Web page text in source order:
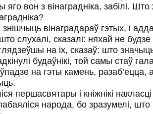
вон з вінаградніка, забілі. Што
вінаградараў гэтых, і
слухалі, сказалі: няхай не будзе
на іх, сказаў: што
будаўнікі, той самы стаў
ўпадзе на гэты камень, разаб’ецца,
першасвятары і кніжнікі
народа, бо зразумелі, што